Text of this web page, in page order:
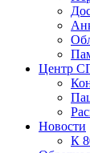
Центр
Новости
К